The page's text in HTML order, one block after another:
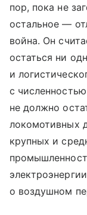
пор, пока не
остальное —
война. Он
остаться ни
и
с
не должно
локомотивных
крупных и
о воздушном